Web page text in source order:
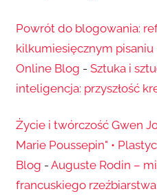
Powrót do blogowania:
kilkumiesięcznym pisaniu
Online Blog - Sztuka i
inteligencja: przyszłość
Życie i twórczość Gwen
Marie Poussepin" •
Blog - Auguste Rodin –
francuskiego rzeźbiarstwa